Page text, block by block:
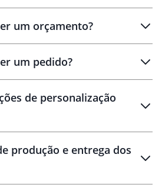
personalizados
um orçamento?
brinde
um pedido?
de personalização
produção e entrega dos